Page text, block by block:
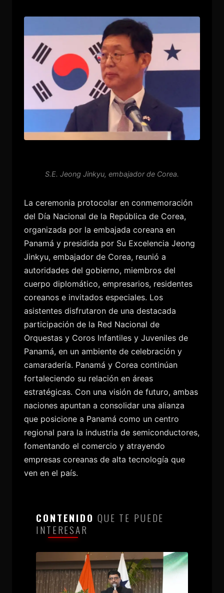
S.E. Jeong Jinkyu, embajador de Corea.
La ceremonia protocolar en conmemoración
del Día Nacional de la República de Corea,
organizada por la embajada coreana en
Panamá y presidida por Su Excelencia Jeong
Jinkyu, embajador de Corea, reunió a
autoridades del gobierno, miembros del
cuerpo diplomático, empresarios, residentes
coreanos e invitados especiales. Los
asistentes disfrutaron de una destacada
participación de la Red Nacional de
Orquestas y Coros Infantiles y Juveniles de
Panamá, en un ambiente de celebración y
camaradería. Panamá y Corea continúan
fortaleciendo su relación en áreas
estratégicas. Con una visión de futuro, ambas
naciones apuntan a consolidar una alianza
que posicione a Panamá como un centro
regional para la industria de semiconductores,
fomentando el comercio y atrayendo
empresas coreanas de alta tecnología que
ven en el país.
CONTENIDO QUE TE PUEDE
INTERESAR